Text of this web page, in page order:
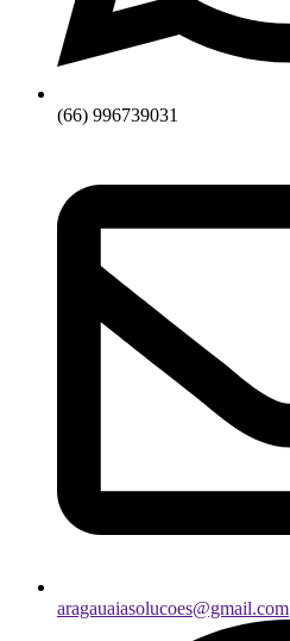
(66) 996739031
aragauaiasolucoes@gmail.com